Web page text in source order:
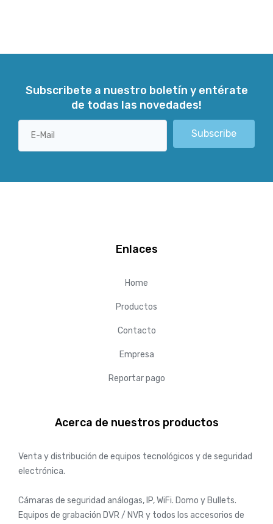
Subscribete a nuestro boletín y entérate
de todas las novedades!
Subscribe
Enlaces
Home
Productos
Contacto
Empresa
Reportar pago
Acerca de nuestros productos
Venta y distribución de equipos tecnológicos y de seguridad
electrónica.
Cámaras de seguridad análogas, IP, WiFi. Domo y Bullets.
Equipos de grabación DVR / NVR y todos los accesorios de